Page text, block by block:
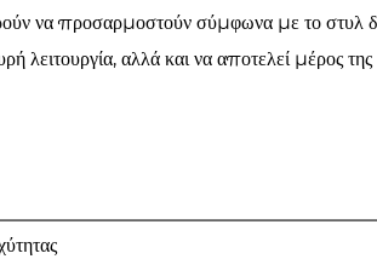
να προσαρμοστούν σύμφωνα με το στυλ
λειτουργία, αλλά και να αποτελεί μέρος της